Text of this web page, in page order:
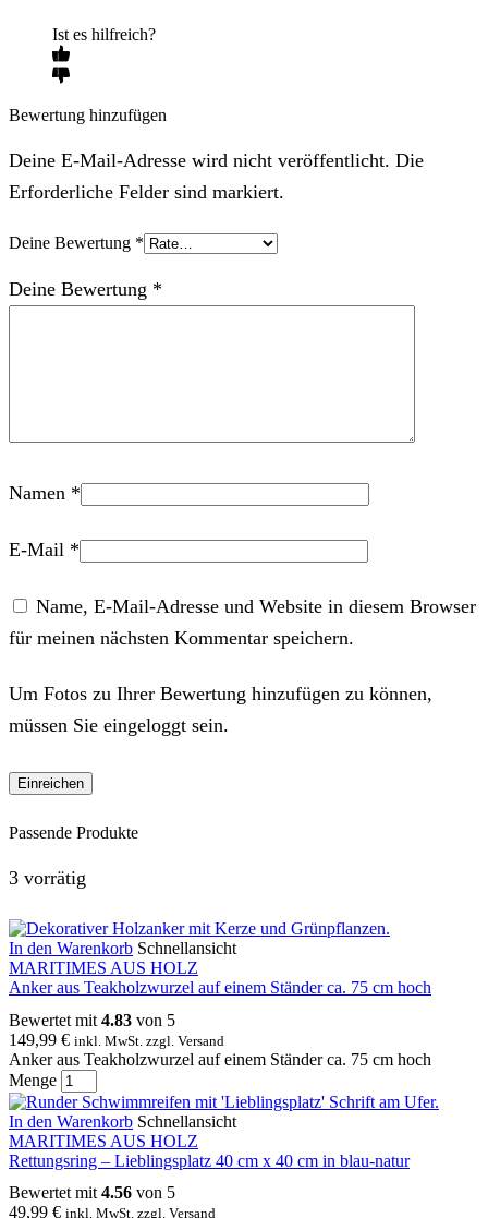
Ist es hilfreich?
Bewertung hinzufügen
Deine E-Mail-Adresse wird nicht veröffentlicht. Die
Erforderliche Felder sind markiert.
Deine Bewertung *
Deine Bewertung *
Namen *
E-Mail *
Name, E-Mail-Adresse und Website in diesem Browser
für meinen nächsten Kommentar speichern.
Um Fotos zu Ihrer Bewertung hinzufügen zu können,
müssen Sie eingeloggt sein.
Passende Produkte
3 vorrätig
In den Warenkorb Schnellansicht
MARITIMES AUS HOLZ
Anker aus Teakholzwurzel auf einem Ständer ca. 75 cm hoch
Bewertet mit 4.83 von 5
149,99 € inkl. MwSt. zzgl. Versand
Anker aus Teakholzwurzel auf einem Ständer ca. 75 cm hoch
Menge
In den Warenkorb Schnellansicht
MARITIMES AUS HOLZ
Rettungsring – Lieblingsplatz 40 cm x 40 cm in blau-natur
Bewertet mit 4.56 von 5
49,99 € inkl. MwSt. zzgl. Versand